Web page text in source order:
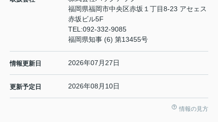
福岡県福岡市中央区赤坂１丁目8-23 アセェス
赤坂ビル5F
TEL:092-332-9085
福岡県知事 (6) 第13455号
情報更新日 2026年07月27日
更新予定日 2026年08月10日
情報の見方